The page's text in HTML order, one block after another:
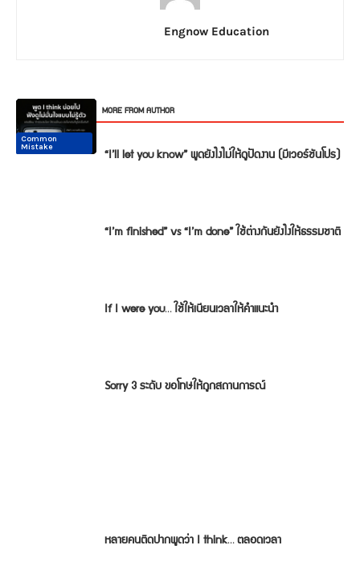
Engnow Education
RELATED ARTICLES MORE FROM AUTHOR
Conversation “I’ll let you know” พูดยังไงไม่ให้ดูปัดงาน (มีเวอร์ชันโปร)
Conversation
“I’m finished” vs “I’m done” ใช้ต่างกันยังไงให้ธรรมชาติ
Conversation
If I were you… ใช้ให้เนียนเวลาให้คำแนะนำ
Conversation
Sorry 3 ระดับ ขอโทษให้ถูกสถานการณ์
Common
Mistake
Common
Mistake
หลายคนติดปากพูดว่า I think… ตลอดเวลา